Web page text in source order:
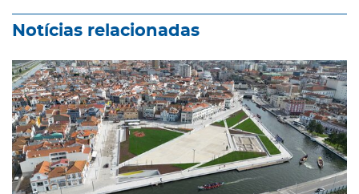
Notícias relacionadas